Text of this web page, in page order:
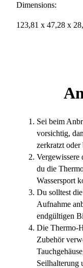
Dimensions:
123,81 x 47,28 x
Sei beim
vorsichtig,
zerkratzt oder
Vergewissere
du die
Wassersport
Du solltest
Aufnahme
endgültigen
Die Thermo-
Zubehör
Seilhalterung